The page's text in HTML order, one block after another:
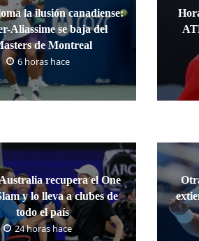
la ilusión canadiense:
Aliassime se baja del
de Montreal
6 horas hace
recupera el One
y lo lleva a clubes de
todo el país
24 horas hace